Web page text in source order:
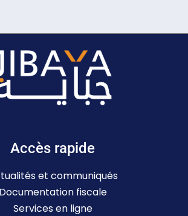
Accès rapide
et communiqués
Documentation fiscale
Services en ligne